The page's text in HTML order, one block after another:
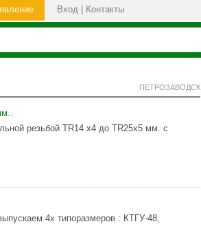
Вход Контакты
ПЕТРОЗАВОДСК
резьбой TR14 х4 до TR25х5 мм. с
4х типоразмеров : КТГУ-48,